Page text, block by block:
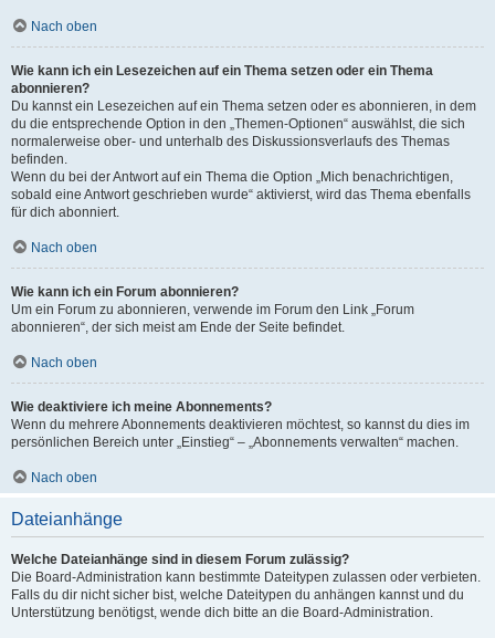
Nach oben
Wie kann ich ein Lesezeichen auf ein Thema setzen oder ein Thema
abonnieren?
Du kannst ein Lesezeichen auf ein Thema setzen oder es abonnieren, in dem
du die entsprechende Option in den „Themen-Optionen“ auswählst, die sich
normalerweise ober- und unterhalb des Diskussionsverlaufs des Themas
befinden.
Wenn du bei der Antwort auf ein Thema die Option „Mich benachrichtigen,
sobald eine Antwort geschrieben wurde“ aktivierst, wird das Thema ebenfalls
für dich abonniert.
Nach oben
Wie kann ich ein Forum abonnieren?
Um ein Forum zu abonnieren, verwende im Forum den Link „Forum
abonnieren“, der sich meist am Ende der Seite befindet.
Nach oben
Wie deaktiviere ich meine Abonnements?
Wenn du mehrere Abonnements deaktivieren möchtest, so kannst du dies im
persönlichen Bereich unter „Einstieg“ – „Abonnements verwalten“ machen.
Nach oben
Dateianhänge
Welche Dateianhänge sind in diesem Forum zulässig?
Die Board-Administration kann bestimmte Dateitypen zulassen oder verbieten.
Falls du dir nicht sicher bist, welche Dateitypen du anhängen kannst und du
Unterstützung benötigst, wende dich bitte an die Board-Administration.